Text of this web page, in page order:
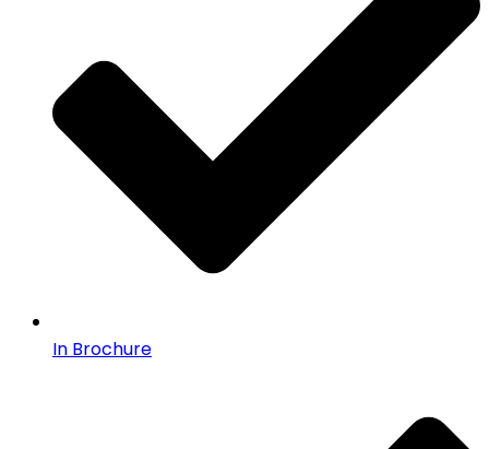
In Brochure